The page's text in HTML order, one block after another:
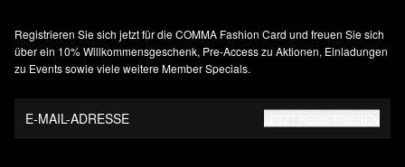
Registrieren Sie sich jetzt für die COMMA Fashion Card und freuen Sie sich
über ein 10% Willkommensgeschenk, Pre-Access zu Aktionen, Einladungen
zu Events sowie viele weitere Member Specials.
E-MAIL-ADRESSE